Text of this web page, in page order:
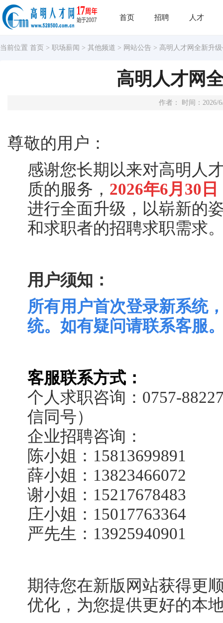
首页 招聘 人才
当前位置 首页 > 职场薪闻 > 其他频道 > 网站公告 > 高明人才网全新升
高明人才网
作者： 时间：2026/
尊敬的用户：
感谢您长期以来对高明人
质的服务， 2026年6月30
进行全面升级，以崭新的
和求职者的招聘求职需求
用户须知：
所有用户首次登录新系统
统。如有疑问请联系客服
客服联系方式：
个人求职咨询：0757-
信同号）
企业招聘咨询：
陈小姐：15813699891
薛小姐：13823466072
谢小姐：15217678483
庄小姐：15017763364
严先生：13925940901
期待您在新版网站获得更
优化，为您提供更好的本